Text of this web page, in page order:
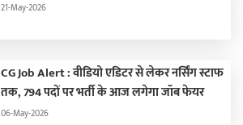
21-May-2026
CG Job Alert : वीडियो एडिटर से लेकर नर्सिंग स्टाफ
तक, 794 पदों पर भर्ती के आज लगेगा जॉब फेयर
06-May-2026